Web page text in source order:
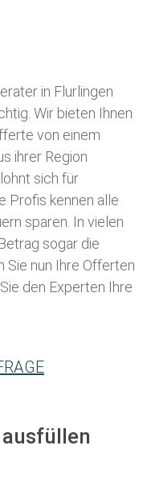
in Flurlingen
Wir bieten Ihnen
von einem
ihrer Region
lohnt sich für
Profis kennen alle
sparen. In vielen
sogar die
Sie nun Ihre Offerten
den Experten Ihre